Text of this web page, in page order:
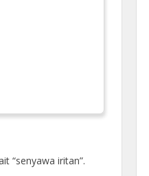
“senyawa iritan”.